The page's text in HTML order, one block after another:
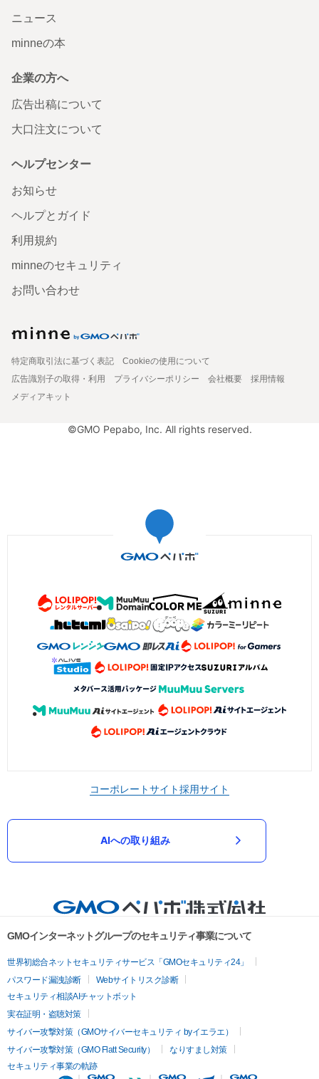
ニュース
minneの本
企業の方へ
広告出稿について
大口注文について
ヘルプセンター
お知らせ
ヘルプとガイド
利用規約
minneのセキュリティ
お問い合わせ
特定商取引法に基づく表記
Cookieの使用について
広告識別子の取得・利用
プライバシーポリシー 会社概要
採用情報
メディアキット
©GMO Pepabo, Inc. All rights reserved.
コーポレートサイト採用サイト
AIへの取り組み
GMOインターネットグループのセキュリティ事業について
世界初総合ネットセキュリティサービス「GMOセキュリティ24」
パスワード漏洩診断
Webサイトリスク診断
セキュリティ相談AIチャットボット
実在証明・盗聴対策
サイバー攻撃対策（GMOサイバーセキュリティ byイエラエ）
サイバー攻撃対策（GMO Flatt Security）
なりすまし対策
セキュリティ事業の軌跡